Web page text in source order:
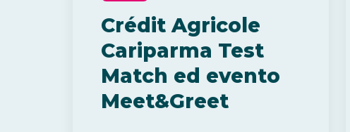
Crédit Agricole
Cariparma Test
Match ed evento
Meet&Greet